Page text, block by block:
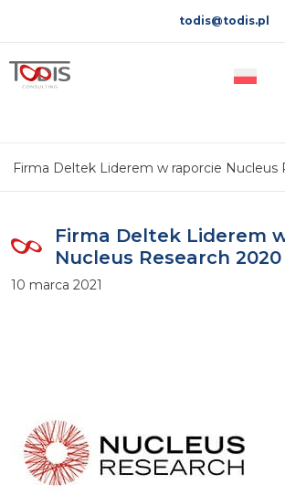
todis@todis.pl
Firma Deltek Liderem w raporcie Nucleus
Firma Deltek Liderem
Nucleus Research 2020
10 marca 2021